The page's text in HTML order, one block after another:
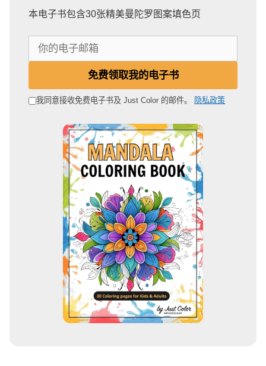
本电子书包含30张精美曼陀罗图案填色页
邮
免费领取我的电子书
我同意接收免费电子书及 Just Color 的邮件。 隐私政策